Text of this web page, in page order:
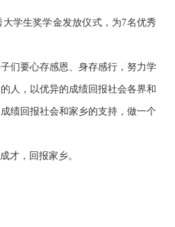
学生奖学金发放仪式，为7名优秀
们要心存感恩、身存感行，努力学
人，以优异的成绩回报社会各界和
绩回报社会和家乡的支持，做一个
才，回报家乡。